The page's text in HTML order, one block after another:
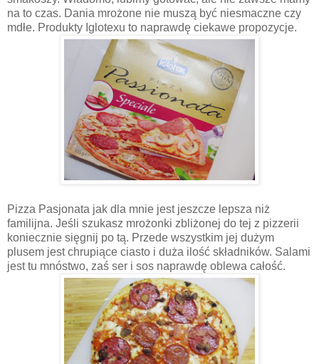
na to czas. Dania mrożone nie muszą być niesmaczne czy
mdłe. Produkty Iglotexu to naprawdę ciekawe propozycje.
Pizza Pasjonata jak dla mnie jest jeszcze lepsza niż
familijna. Jeśli szukasz mrożonki zbliżonej do tej z pizzerii
koniecznie sięgnij po tą. Przede wszystkim jej dużym
plusem jest chrupiące ciasto i duża ilość składników. Salami
jest tu mnóstwo, zaś ser i sos naprawdę oblewa całość.